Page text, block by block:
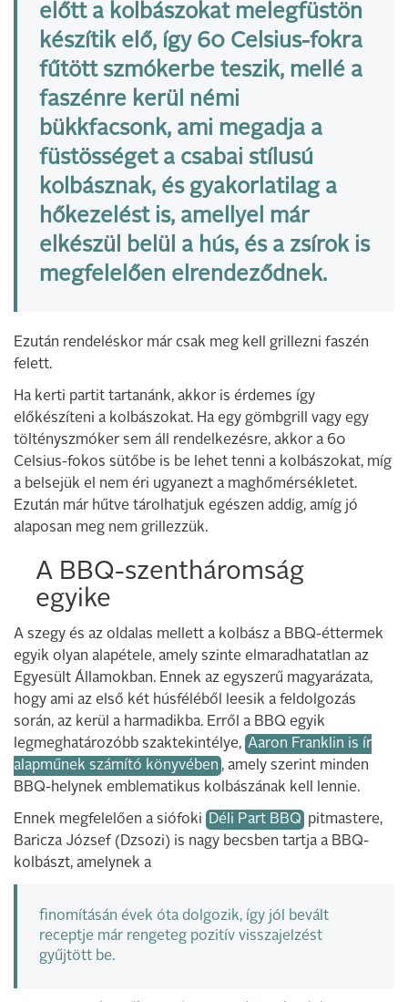
előtt a kolbászokat melegfüstön
készítik elő, így 60 Celsius-fokra
fűtött szmókerbe teszik, mellé a
faszénre kerül némi
bükkfacsonk, ami megadja a
füstösséget a csabai stílusú
kolbásznak, és gyakorlatilag a
hőkezelést is, amellyel már
elkészül belül a hús, és a zsírok is
megfelelően elrendeződnek.
Ezután rendeléskor már csak meg kell grillezni faszén
felett.
Ha kerti partit tartanánk, akkor is érdemes így
előkészíteni a kolbászokat. Ha egy gömbgrill vagy egy
töltényszmóker sem áll rendelkezésre, akkor a 60
Celsius-fokos sütőbe is be lehet tenni a kolbászokat, míg
a belsejük el nem éri ugyanezt a maghőmérsékletet.
Ezután már hűtve tárolhatjuk egészen addig, amíg jó
alaposan meg nem grillezzük.
A BBQ-szentháromság
egyike
A szegy és az oldalas mellett a kolbász a BBQ-éttermek
egyik olyan alapétele, amely szinte elmaradhatatlan az
Egyesült Államokban. Ennek az egyszerű magyarázata,
hogy ami az első két húsféléből leesik a feldolgozás
során, az kerül a harmadikba. Erről a BBQ egyik
legmeghatározóbb szaktekintélye, Aaron Franklin is ír
alapműnek számító könyvében , amely szerint minden
BBQ-helynek emblematikus kolbászának kell lennie.
Ennek megfelelően a siófoki Déli Part BBQ pitmastere,
Baricza József (Dzsozi) is nagy becsben tartja a BBQ-
kolbászt, amelynek a
finomításán évek óta dolgozik, így jól bevált
receptje már rengeteg pozitív visszajelzést
gyűjtött be.